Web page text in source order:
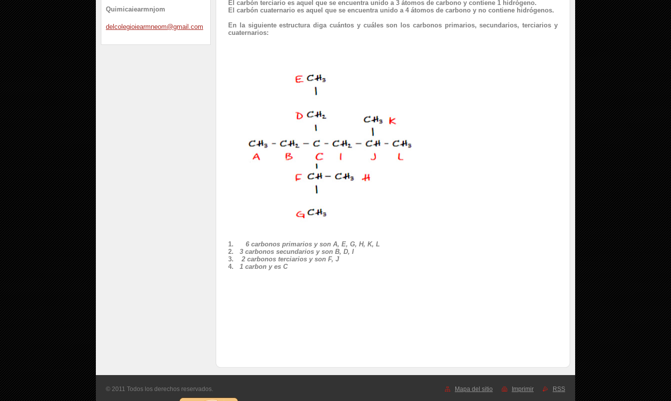
Quimicaiearmnjom
delcolegioiearmneom@gmai l.com
El carbón terciario es aquel que se encuentra unido a 3 átomos de carbono y contiene 1 hidrógeno.
El carbón cuaternario es aquel que se encuentra unido a 4 átomos de carbono y no contiene hidrógenos.
En la siguiente estructura diga cuántos y cuáles son los carbonos primarios, secundarios, terciarios y
cuaternarios:
1.
6 carbonos primarios y son A, E, G, H, K, L
2.
3 carbonos secundarios y son B, D, I
3.
2 carbonos terciarios y son F, J
4.
1 carbon y es C
Mapa del sitio Imprimir RSS
© 2011 Todos los derechos reservados.